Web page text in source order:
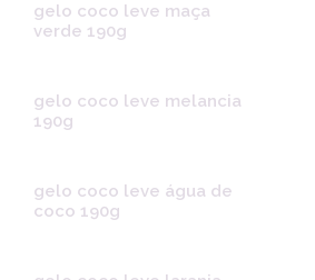
gelo coco leve maça
verde 190g
gelo coco leve melancia
190g
gelo coco leve água de
coco 190g